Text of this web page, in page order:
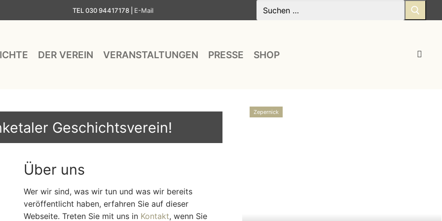
TEL 030 94417178 | E-Mail
Suchen
nach:
DER VEREIN VERANSTALTUNGEN PRESSE SHOP
Geschichtsverein!
Über uns
Wer wir sind, was wir tun und was wir bereits
veröffentlicht haben, erfahren Sie auf dieser
Webseite. Treten Sie mit uns in Kontakt, wenn Sie
Zepernick